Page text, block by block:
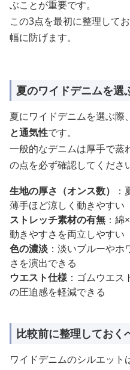
ぶことが重要です。
この3点を最初に整理して
幅に防げます。
夏のワイドデニムを選
夏にワイドデニムを選ぶ際
と通気性です。
一般的なデニムは厚手で蒸
の点を必ず確認してくださ
生地の厚さ（オンス数）
薄手ほど涼しく動きやすい
ストレッチ素材の有無 ：
動きやすさを両立しやすい
色の濃淡 ：淡いブルーや
さを演出できる
ウエスト仕様：ゴムウエス
の圧迫感を軽減できる
比較前に整理しておく
ワイドデニムのシルエット